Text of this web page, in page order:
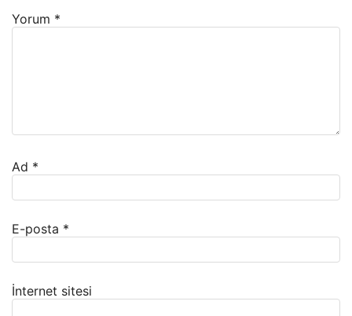
Yorum *
Ad *
E-posta *
İnternet sitesi